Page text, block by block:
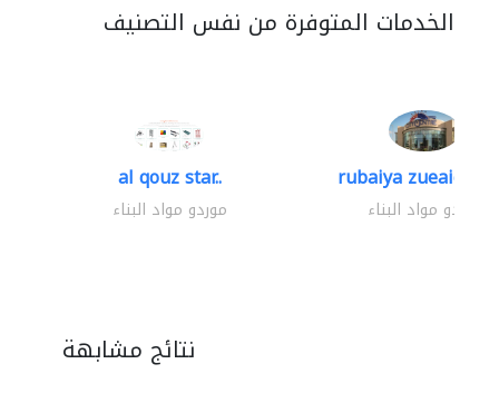
الخدمات المتوفرة من نفس التصنيف
al qouz star..
موردو مواد البناء
rubaiya zueaid
موردو مواد البناء
نتائج مشابهة